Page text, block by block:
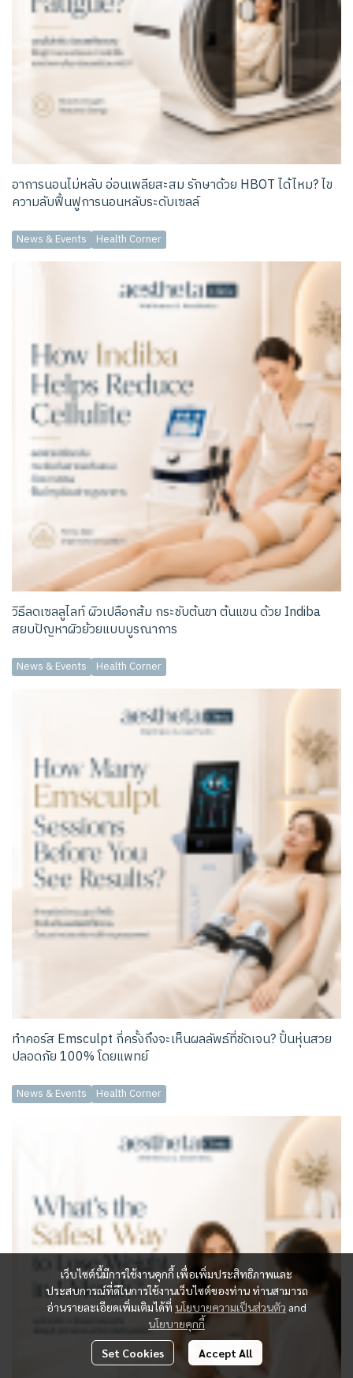
อาการนอนไม่หลับ อ่อนเพลียสะสม รักษาด้วย HBOT ได้ไหม? ไข
ความลับฟื้นฟูการนอนหลับระดับเซลล์
News & Events Health Corner
วิธีลดเซลลูไลท์ ผิวเปลือกส้ม กระชับต้นขา ต้นแขน ด้วย Indiba
สยบปัญหาผิวย้วยแบบบูรณาการ
News & Events Health Corner
ทำคอร์ส Emsculpt กี่ครั้งถึงจะเห็นผลลัพธ์ที่ชัดเจน? ปั้นหุ่นสวย
ปลอดภัย 100% โดยแพทย์
News & Events Health Corner
เว็บไซต์นี้มีการใช้งานคุกกี้ เพื่อเพิ่มประสิทธิภาพและ
ประสบการณ์ที่ดีในการใช้งานเว็บไซต์ของท่าน ท่านสามารถ
อ่านรายละเอียดเพิ่มเติมได้ที่ นโยบายความเป็นส่วนตัว and
นโยบายคุกกี้
Set Cookies Accept All